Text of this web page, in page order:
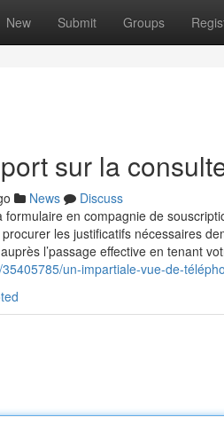
New Submit Groups
sur la
News
Discuss
en compagnie de
les justificatifs nécessaires
l’passage effective en tenant
un-impartiale-vue-de-